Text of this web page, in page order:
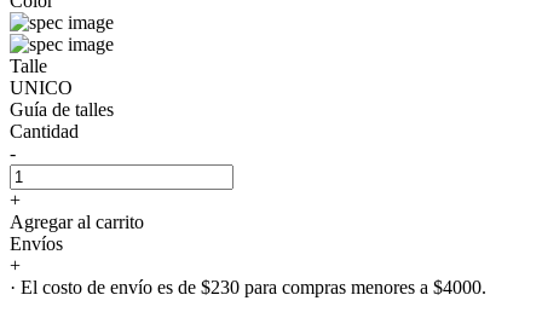
Talle
UNICO
Guía de talles
Cantidad
-
+
Agregar al carrito
Envíos
+
· El costo de envío es de $230 para compras menores a $4000.